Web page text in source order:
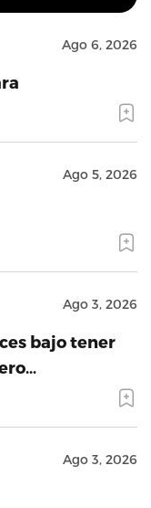
Ago 6, 2026
Ago 5, 2026
Ago 3, 2026
bajo tener
Ago 3, 2026